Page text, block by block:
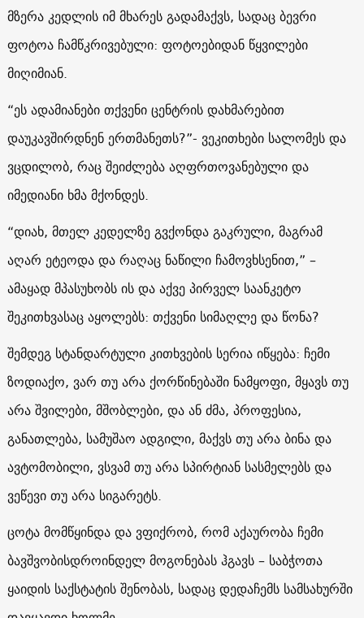
მზერა კედლის იმ მხარეს გადამაქვს, სადაც ბევრი
ფოტოა ჩამწკრივებული: ფოტოებიდან წყვილები
მიღიმიან.
“ეს ადამიანები თქვენი ცენტრის დახმარებით
დაუკავშირდნენ ერთმანეთს?”- ვეკითხები სალომეს და
ვცდილობ, რაც შეიძლება აღფრთოვანებული და
იმედიანი ხმა მქონდეს.
“დიახ, მთელ კედელზე გვქონდა გაკრული, მაგრამ
აღარ ეტეოდა და რაღაც ნაწილი ჩამოვხსენით,” –
ამაყად მპასუხობს ის და აქვე პირველ საანკეტო
შეკითხვასაც აყოლებს: თქვენი სიმაღლე და წონა?
შემდეგ სტანდარტული კითხვების სერია იწყება: ჩემი
ზოდიაქო, ვარ თუ არა ქორწინებაში ნამყოფი, მყავს თუ
არა შვილები, მშობლები, და ან ძმა, პროფესია,
განათლება, სამუშაო ადგილი, მაქვს თუ არა ბინა და
ავტომობილი, ვსვამ თუ არა სპირტიან სასმელებს და
ვეწევი თუ არა სიგარეტს.
ცოტა მომწყინდა და ვფიქრობ, რომ აქაურობა ჩემი
ბავშვობისდროინდელ მოგონებას ჰგავს – საბჭოთა
ყაიდის საქსტატის შენობას, სადაც დედაჩემს სამსახურში